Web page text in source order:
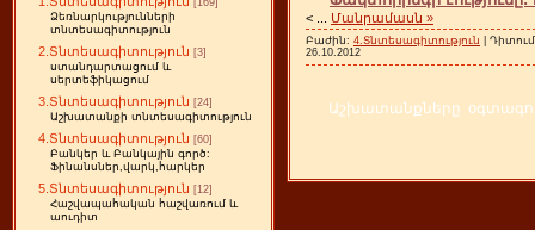
[169]
Ձեռնարկությունների
տնտեսագիտություն
2.Տնտեսագիտություն [3]
ստանդարտացում և
սերտեֆիկացում
3.Տնտեսագիտություն [24]
Աշխատանքի տնտեսագիտություն
4.Տնտեսագիտություն [60]
Բանկեր և Բանկային գործ:
Ֆինանսներ,վարկ,հարկեր
5.Տնտեսագիտություն [12]
Հաշվապահական հաշվառում և
աուդիտ
< Մանրամասն »
Բաժին: 4.Տնտեսագիտություն |
26.10.2012
Աշխատանքները